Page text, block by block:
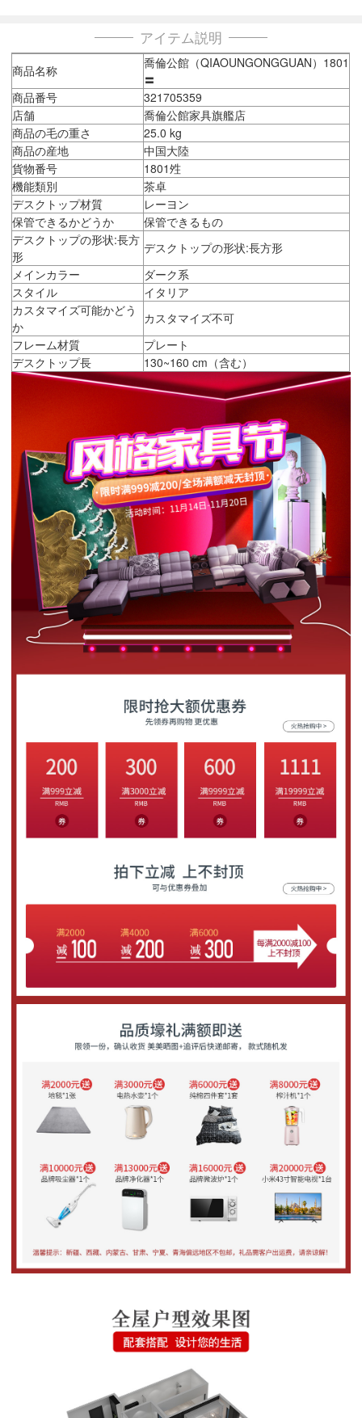
アイテム説明
商品名称
喬倫公館（QIAOUNGONGGUAN）1801
〓
商品番号
321705359
店舗
喬倫公館家具旗艦店
商品の毛の重さ
25.0 kg
商品の産地
中国大陸
貨物番号
1801夝
機能類別
茶卓
デスクトップ材質
レーヨン
保管できるかどうか
保管できるもの
デスクトップの形状:長方
形
デスクトップの形状:長方形
メインカラー
ダーク系
スタイル
イタリア
カスタマイズ可能かどう
か
カスタマイズ不可
フレーム材質
プレート
デスクトップ長
130~160 cm（含む）